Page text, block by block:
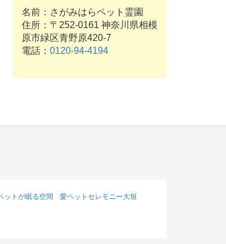
名前：さがみはらペット霊園
住所：〒252-0161 神奈川県相模
原市緑区青野原420-7
電話： 0120-94-4194
ットが眠る空間 愛ペットセレモニー大垣